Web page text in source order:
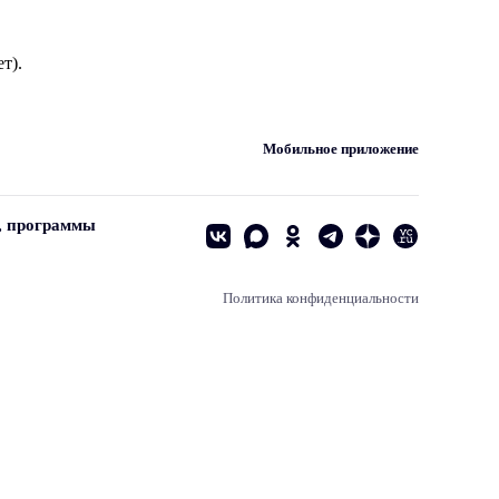
Мобильное приложение
программы
Политика конфиденциальности